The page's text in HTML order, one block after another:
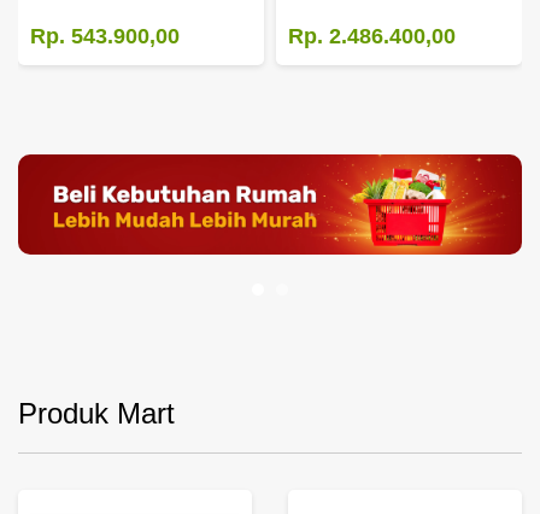
Rp. 543.900,00 Rp. 2.486.400,00
Produk Mart